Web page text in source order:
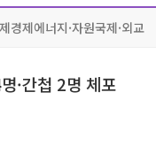
경제에너지·자원국제·외교
·간첩 2명 체포